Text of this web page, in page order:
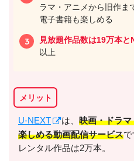
ラマ・アニメから旧作ま
電子書籍も楽しめる
見放題作品数は19万本と
以上
メリット
U-NEXT は、 映画・ドラ
楽しめる動画配信サービスで
レンタル作品は2万本。